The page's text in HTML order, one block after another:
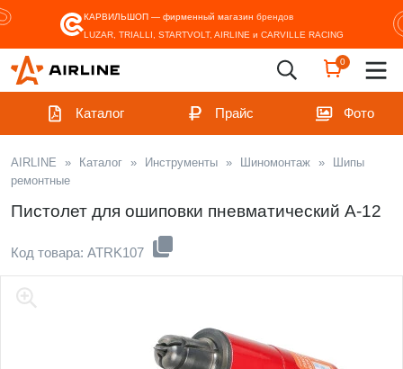
КАРВИЛЬШОП — фирменный магазин брендов
LUZAR, TRIALLI, STARTVOLT, AIRLINE и CARVILLE RACING
0
Каталог Прайс Фото
AIRLINE » Каталог » Инструменты » Шиномонтаж »
Шипы
ремонтные
Пистолет для ошиповки пневматический А-12
Код товара: ATRK107